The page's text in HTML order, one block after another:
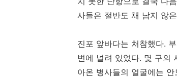
사들은 절반도 채 남지 않
진포 앞바다는 처참했다.
변에 널려 있었다. 몇 구의
아온 병사들의 얼굴에는